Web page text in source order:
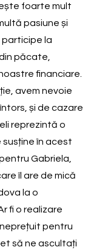
foarte mult
pasiune și
la
păcate,
financiare.
avem nevoie
și de cazare
reprezintă o
în acest
Gabriela,
îl are de mică
la o
fi o realizare
pentru
să ne ascultați